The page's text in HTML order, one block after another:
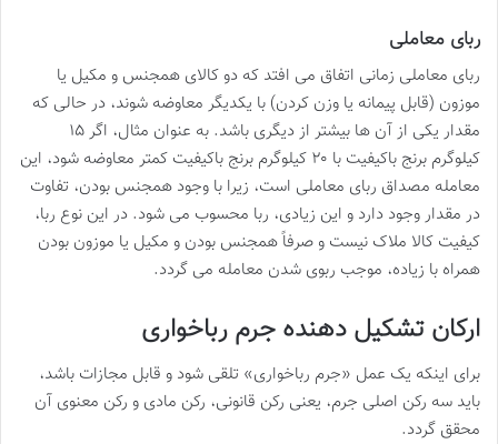
ربای معاملی
ربای معاملی زمانی اتفاق می افتد که دو کالای همجنس و مکیل یا
موزون (قابل پیمانه یا وزن کردن) با یکدیگر معاوضه شوند، در حالی که
مقدار یکی از آن ها بیشتر از دیگری باشد. به عنوان مثال، اگر ۱۵
کیلوگرم برنج باکیفیت با ۲۰ کیلوگرم برنج باکیفیت کمتر معاوضه شود، این
معامله مصداق ربای معاملی است، زیرا با وجود همجنس بودن، تفاوت
در مقدار وجود دارد و این زیادی، ربا محسوب می شود. در این نوع ربا،
کیفیت کالا ملاک نیست و صرفاً همجنس بودن و مکیل یا موزون بودن
همراه با زیاده، موجب ربوی شدن معامله می گردد.
ارکان تشکیل دهنده جرم رباخواری
برای اینکه یک عمل «جرم رباخواری» تلقی شود و قابل مجازات باشد،
باید سه رکن اصلی جرم، یعنی رکن قانونی، رکن مادی و رکن معنوی آن
محقق گردد.